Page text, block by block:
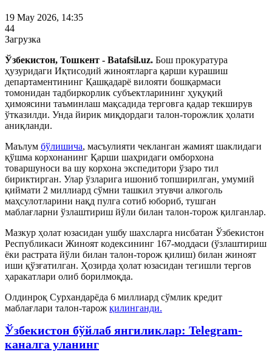
19 May 2026, 14:35
44
Загрузка
Ўзбекистон, Тошкент - Batafsil.uz. Бош прокуратура
ҳузуридаги Иқтисодий жиноятларга қарши курашиш
департаментининг Қашқадарё вилояти бошқармаси
томонидан тадбиркорлик субъектларининг ҳуқуқий
ҳимоясини таъминлаш мақсадида терговга қадар текширув
ўтказилди. Унда йирик миқдордаги талон-торожлик ҳолати
аниқланди.
Маълум бўлишича, масъулияти чекланган жамият шаклидаги
қўшма корхонанинг Қарши шаҳридаги омборхона
товаршуноси ва шу корхона экспедитори ўзаро тил
бириктирган. Улар ўзларига ишониб топширилган, умумий
қиймати 2 миллиард сўмни ташкил этувчи алкоголь
маҳсулотларини нақд пулга сотиб юбориб, тушган
маблағларни ўзлаштириш йўли билан талон-торож қилганлар.
Мазкур ҳолат юзасидан ушбу шахсларга нисбатан Ўзбекистон
Республикаси Жиноят кодексининг 167-моддаси (ўзлаштириш
ёки растрата йўли билан талон-торож қилиш) билан жиноят
иши қўзғатилган. Ҳозирда ҳолат юзасидан тегишли тергов
ҳаракатлари олиб борилмоқда.
Олдинроқ Сурхандарёда 6 миллиард сўмлик кредит
маблағлари талон-тарож қилинганди.
Ўзбекистон бўйлаб янгиликлар: Telegram-
каналга уланинг